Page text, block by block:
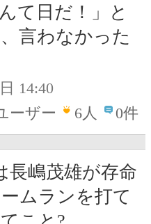
て日だ！」と
言わなかった
14:40
ーザー
6人 0件
長嶋茂雄が存命
ムランを打て